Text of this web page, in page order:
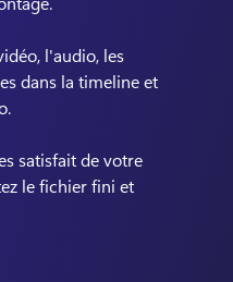
l'audio, les
dans la timeline et
satisfait de votre
le fichier fini et